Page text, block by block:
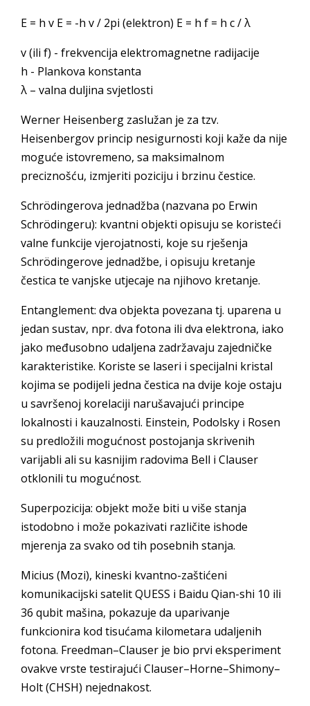
E = h v E = -h v / 2pi (elektron) E = h f = h c / λ
v (ili f) - frekvencija elektromagnetne radijacije
h - Plankova konstanta
λ – valna duljina svjetlosti
Werner Heisenberg zaslužan je za tzv.
Heisenbergov princip nesigurnosti koji kaže da nije
moguće istovremeno, sa maksimalnom
preciznošću, izmjeriti poziciju i brzinu čestice.
Schrödingerova jednadžba (nazvana po Erwin
Schrödingeru): kvantni objekti opisuju se koristeći
valne funkcije vjerojatnosti, koje su rješenja
Schrödingerove jednadžbe, i opisuju kretanje
čestica te vanjske utjecaje na njihovo kretanje.
Entanglement: dva objekta povezana tj. uparena u
jedan sustav, npr. dva fotona ili dva elektrona, iako
jako međusobno udaljena zadržavaju zajedničke
karakteristike. Koriste se laseri i specijalni kristal
kojima se podijeli jedna čestica na dvije koje ostaju
u savršenoj korelaciji narušavajući principe
lokalnosti i kauzalnosti. Einstein, Podolsky i Rosen
su predložili mogućnost postojanja skrivenih
varijabli ali su kasnijim radovima Bell i Clauser
otklonili tu mogućnost.
Superpozicija: objekt može biti u više stanja
istodobno i može pokazivati različite ishode
mjerenja za svako od tih posebnih stanja.
Micius (Mozi), kineski kvantno-zaštićeni
komunikacijski satelit QUESS i Baidu Qian-shi 10 ili
36 qubit mašina, pokazuje da uparivanje
funkcionira kod tisućama kilometara udaljenih
fotona. Freedman–Clauser je bio prvi eksperiment
ovakve vrste testirajući Clauser–Horne–Shimony–
Holt (CHSH) nejednakost.